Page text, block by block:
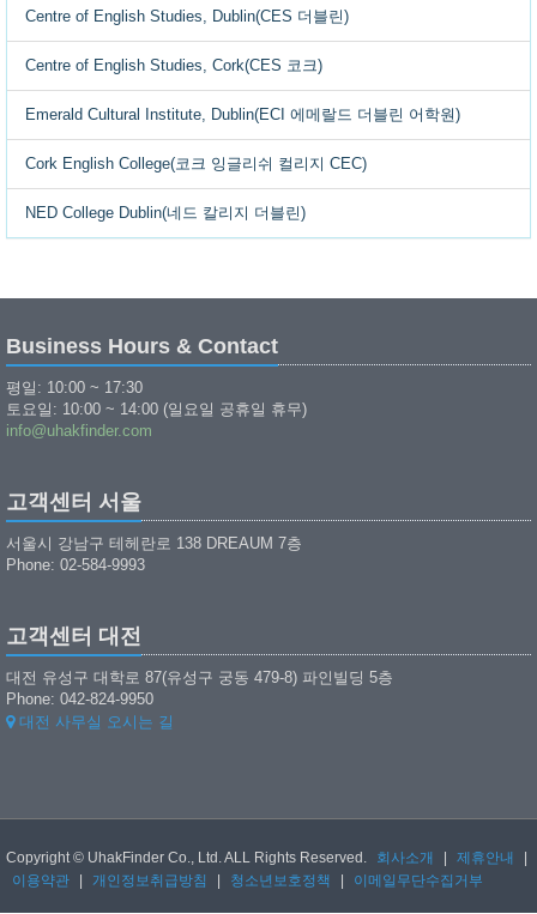
Centre of English Studies, Dublin(CES 더블린)
Centre of English Studies, Cork(CES 코크)
Emerald Cultural Institute, Dublin(ECI 에메랄드 더블린 어학원)
Cork English College(코크 잉글리쉬 컬리지 CEC)
NED College Dublin(네드 칼리지 더블린)
Business Hours & Contact
평일: 10:00 ~ 17:30
토요일: 10:00 ~ 14:00 (일요일 공휴일 휴무)
info@uhakfinder.com
고객센터 서울
서울시 강남구 테헤란로 138 DREAUM 7층
Phone: 02-584-9993
고객센터 대전
대전 유성구 대학로 87(유성구 궁동 479-8) 파인빌딩 5층
Phone: 042-824-9950
대전 사무실 오시는 길
Copyright © UhakFinder Co., Ltd. ALL Rights Reserved. 회사소개 제휴안내
이용약관
개인정보취급방침 청소년보호정책 이메일무단수집거부